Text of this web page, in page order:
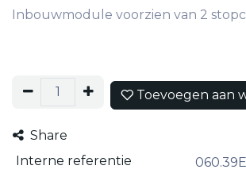
Inbouwmodule voorzien van 2
Toevoegen aan
Share
Interne referentie